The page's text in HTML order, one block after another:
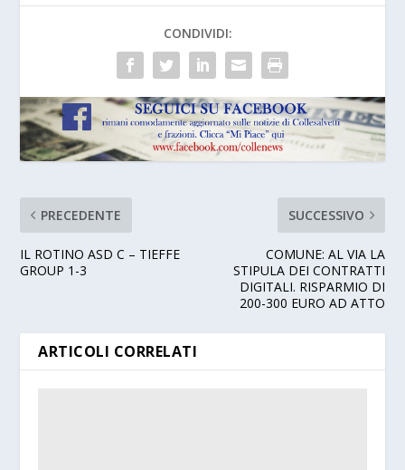
CONDIVIDI:
PRECEDENTE
IL ROTINO ASD C – TIEFFE
GROUP 1-3
SUCCESSIVO
COMUNE: AL VIA LA
STIPULA DEI CONTRATTI
DIGITALI. RISPARMIO DI
200-300 EURO AD ATTO
ARTICOLI CORRELATI